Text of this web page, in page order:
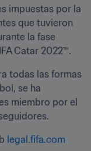
impuestas por la
que tuvieron
la fase
Catar 2022™.
todas las formas
se ha
miembro por el
legal.fifa.com